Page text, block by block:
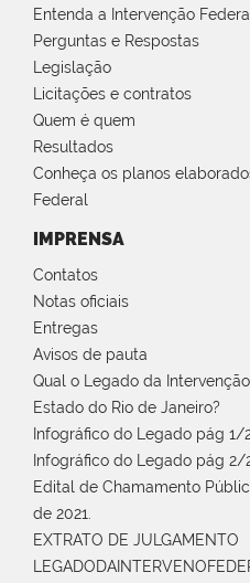
Entenda a Intervenção
Perguntas e Respostas
Legislação
Licitações e contratos
Quem é quem
Resultados
Conheça os planos
Federal
IMPRENSA
Contatos
Notas oficiais
Entregas
Avisos de pauta
Qual o Legado da
Estado do Rio de Janeiro?
Infográfico do Legado pág 1/
Infográfico do Legado pág 2/
Edital de Chamamento
de 2021.
EXTRATO DE JULGAMENTO